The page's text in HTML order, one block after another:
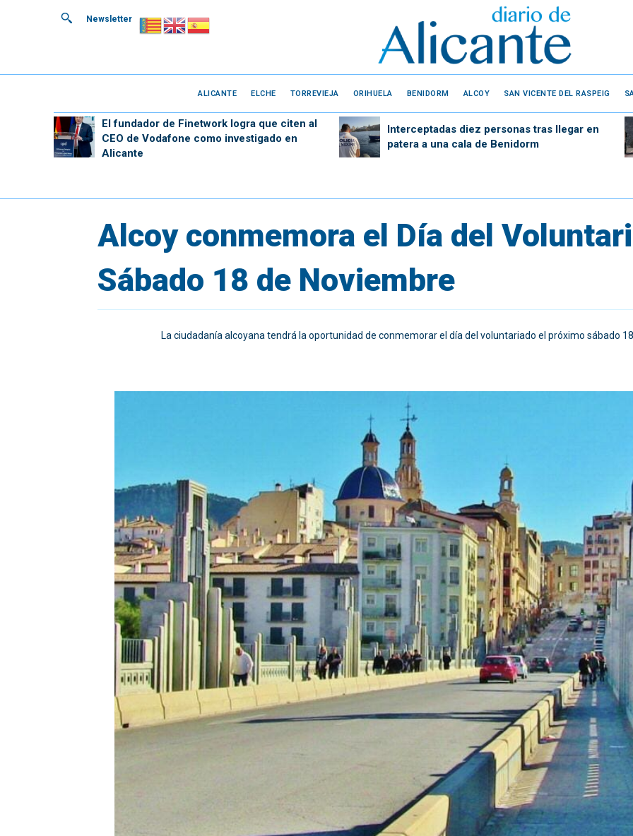
Newsletter
ALICANTE ELCHE TORREVIEJA ORIHUELA BENIDORM ALCOY SAN VICENTE DEL RASPEIG
El fundador de Finetwork logra que citen al
CEO de Vodafone como investigado en
Alicante
Interceptadas diez personas tras llegar en
patera a una cala de Benidorm
Alcoy conmemora el Día del
Sábado 18 de Noviembre
La ciudadanía alcoyana tendrá la oportunidad de conmemorar el día del voluntariado el próximo sábado 18